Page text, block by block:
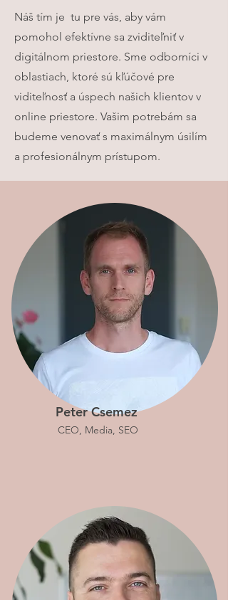
Náš tím je tu pre vás, aby vám
pomohol efektívne sa zviditeľniť v
digitálnom priestore. Sme odborníci v
oblastiach, ktoré sú kľúčové pre
viditeľnosť a úspech našich klientov v
online priestore. Vašim potrebám sa
budeme venovať s maximálnym úsilím
a profesionálnym prístupom.
Peter Csemez
CEO, Media, SEO